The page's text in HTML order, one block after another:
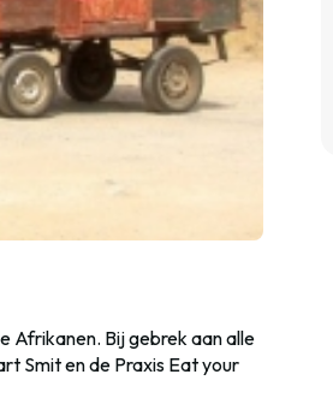
Afrikanen. Bij gebrek aan alle
Smit en de Praxis Eat your